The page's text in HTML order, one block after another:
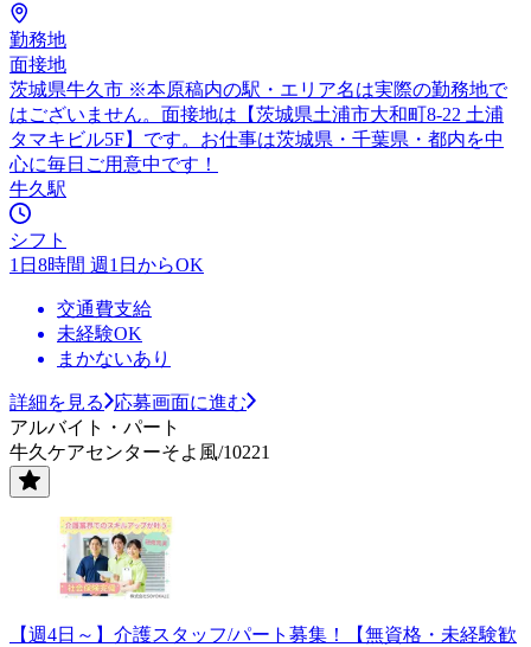
勤務地
面接地
茨城県牛久市 ※本原稿内の駅・エリア名は実際の勤務地で
はございません。面接地は【茨城県土浦市大和町8-22 土浦
タマキビル5F】です。お仕事は茨城県・千葉県・都内を中
心に毎日ご用意中です！
牛久駅
シフト
1日8時間 週1日からOK
交通費支給
未経験OK
まかないあり
詳細を見る
応募画面に進む
アルバイト・パート
牛久ケアセンターそよ風/10221
【週4日～】介護スタッフ/パート募集！【無資格・未経験歓